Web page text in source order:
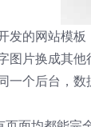
发的网站模
图片换成其他
一个后台，